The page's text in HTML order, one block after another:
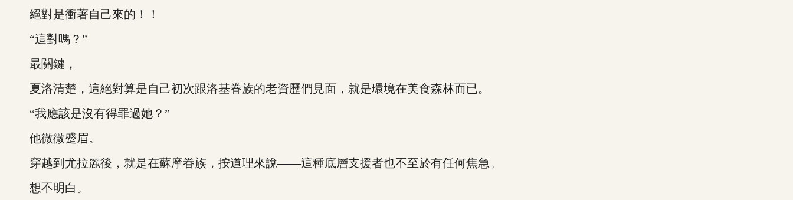
絕對是衝著自己來的！！
“這對嗎？”
最關鍵，
夏洛清楚，這絕對算是自己初次跟洛基眷族的老資歷們見面，就是環境在美食森林而已。
“我應該是沒有得罪過她？”
他微微蹙眉。
穿越到尤拉麗後，就是在蘇摩眷族，按道理來說——這種底層支援者也不至於有任何焦急。
想不明白。